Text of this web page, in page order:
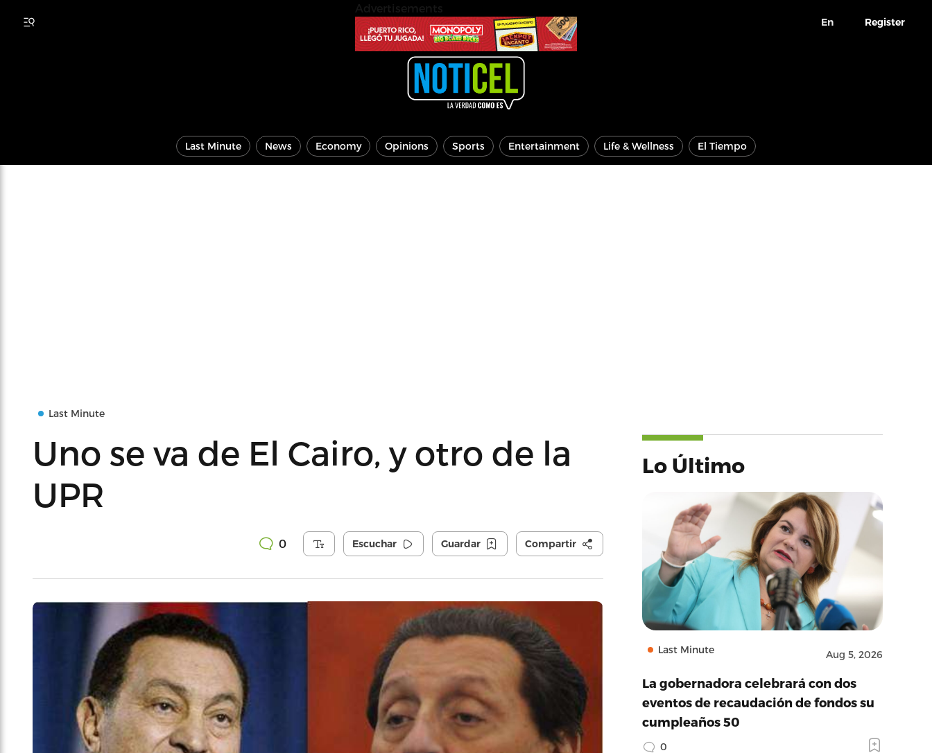
En Register
Last Minute News Economy Opinions Sports Entertainment Life & Wellness El Tiempo
Last Minute
Uno se va de El Cairo, y otro de la
UPR
0 Escuchar Guardar Compartir
Lo Último
Last Minute Aug 5, 2026
La gobernadora celebrará con dos
eventos de recaudación de fondos su
cumpleaños 50
0